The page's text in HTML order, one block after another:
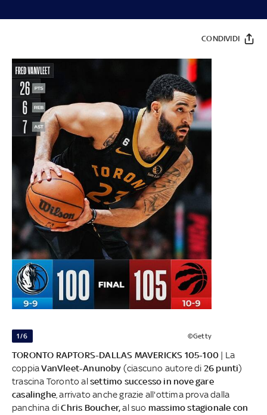
CONDIVIDI
1/6 ©Getty
TORONTO RAPTORS-DALLAS MAVERICKS 105-100 | La
coppiaVanVleet-Anunoby (ciascuno autore di 26 punti)
trascina Toronto alsettimo successo in nove gare
casalinghe , arrivato anche grazie all'ottima prova dalla
panchina diChris Boucher,al suo massimo stagionale con